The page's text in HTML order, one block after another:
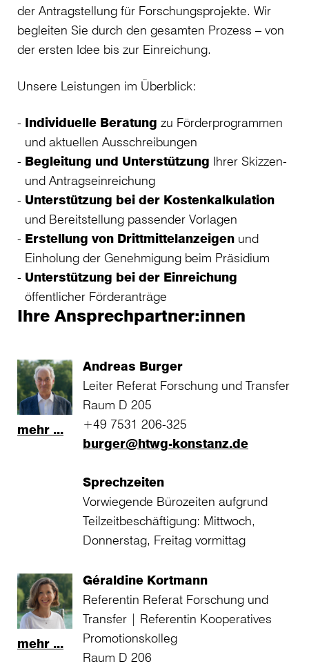
der Antragstellung für Forschungsprojekte. Wir
begleiten Sie durch den gesamten Prozess – von
der ersten Idee bis zur Einreichung.
Unsere Leistungen im Überblick:
Individuelle Beratung zu Förderprogrammen
und aktuellen Ausschreibungen
Begleitung und Unterstützung Ihrer Skizzen-
und Antragseinreichung
Unterstützung bei der Kostenkalkulation
und Bereitstellung passender Vorlagen
Erstellung von Drittmittelanzeigen und
Einholung der Genehmigung beim Präsidium
Unterstützung bei der Einreichung
öffentlicher Förderanträge
Ihre Ansprechpartner:innen
mehr ...
Andreas Burger
Leiter Referat Forschung und Transfer
Raum D 205
+49 7531 206-325
burger@htwg-konstanz.de
Sprechzeiten
Vorwiegende Bürozeiten aufgrund
Teilzeitbeschäftigung: Mittwoch,
Donnerstag, Freitag vormittag
mehr ...
Géraldine Kortmann
Referentin Referat Forschung und
Transfer | Referentin Kooperatives
Promotionskolleg
Raum D 206